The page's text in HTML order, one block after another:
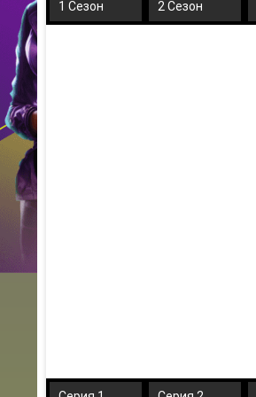
1 Сезон 2 Сезон